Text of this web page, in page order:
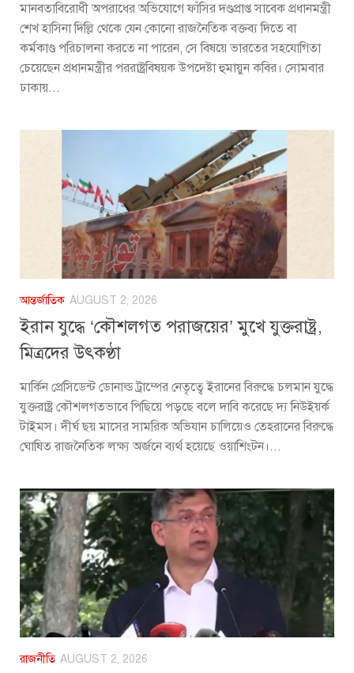
মানবতাবিরোধী অপরাধের অভিযোগে ফাঁসির দণ্ডপ্রাপ্ত সাবেক প্রধানমন্ত্রী
শেখ হাসিনা দিল্লি থেকে যেন কোনো রাজনৈতিক বক্তব্য দিতে বা
কর্মকাণ্ড পরিচালনা করতে না পারেন, সে বিষয়ে ভারতের সহযোগিতা
চেয়েছেন প্রধানমন্ত্রীর পররাষ্ট্রবিষয়ক উপদেষ্টা হুমায়ুন কবির। সোমবার
ঢাকায়...
আন্তর্জাতিক AUGUST 2, 2026
ইরান যুদ্ধে ‘কৌশলগত পরাজয়ের’ মুখে যুক্তরাষ্ট্র,
মিত্রদের উৎকণ্ঠা
মার্কিন প্রেসিডেন্ট ডোনাল্ড ট্রাম্পের নেতৃত্বে ইরানের বিরুদ্ধে চলমান যুদ্ধে
যুক্তরাষ্ট্র কৌশলগতভাবে পিছিয়ে পড়ছে বলে দাবি করেছে দ্য নিউইয়র্ক
টাইমস। দীর্ঘ ছয় মাসের সামরিক অভিযান চালিয়েও তেহরানের বিরুদ্ধে
ঘোষিত রাজনৈতিক লক্ষ্য অর্জনে ব্যর্থ হয়েছে ওয়াশিংটন।...
রাজনীতি AUGUST 2, 2026